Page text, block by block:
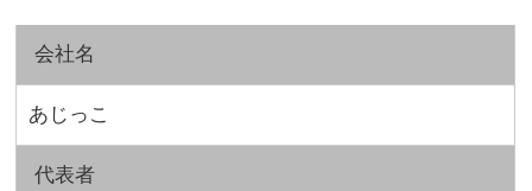
会社名
あじっこ
代表者